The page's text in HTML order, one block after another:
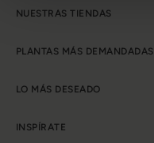
NUESTRAS TIENDAS
PLANTAS MÁS DEMANDADAS
LO MÁS DESEADO
INSPÍRATE